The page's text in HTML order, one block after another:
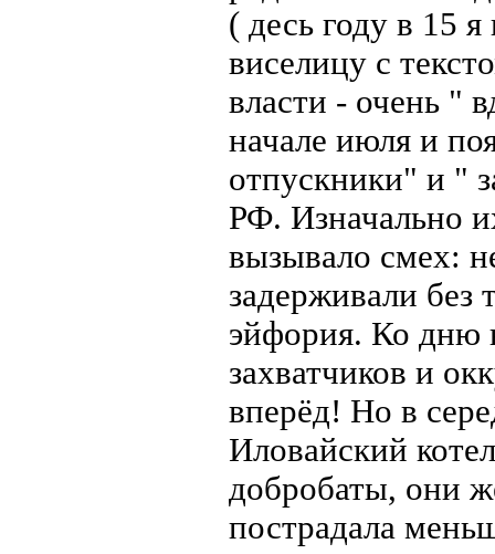
( десь году в 15
виселицу с
власти - очень "
начале июля и
отпускники" и "
РФ. Изначально
вызывало смех:
задерживали без
эйфория. Ко дню
захватчиков и
вперёд! Но в
Иловайский
добробаты, они
пострадала